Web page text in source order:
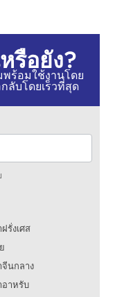
รือยัง?
พร้อมใช้งานโดย
ลับโดยเร็วที่สุด
รั่งเศส
นกลาง
าหรับ